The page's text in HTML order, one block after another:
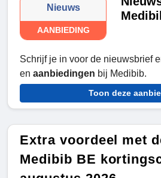
Nieuws
AANBIEDING
Schrijf je in voor de nieuwsbrief
en aanbiedingen bij Medibib.
Toon deze
Extra voordeel met
Medibib BE